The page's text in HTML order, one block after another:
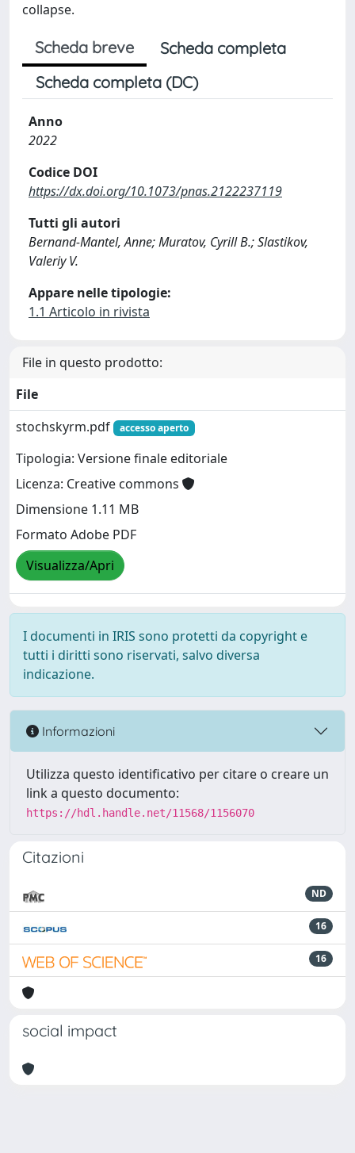
collapse.
Scheda breve
Scheda completa
Scheda completa (DC)
Anno
2022
Codice DOI
https://dx.doi.org/10.1073/pnas.2122237119
Tutti gli autori
Bernand-Mantel, Anne; Muratov, Cyrill B.; Slastikov,
Valeriy V.
Appare nelle tipologie:
1.1 Articolo in rivista
File in questo prodotto:
File
stochskyrm.pdf
accesso aperto
Tipologia: Versione finale editoriale
Licenza: Creative commons
Dimensione 1.11 MB
Formato Adobe PDF
Visualizza/Apri
I documenti in IRIS sono protetti da copyright e
tutti i diritti sono riservati, salvo diversa
indicazione.
Informazioni
Utilizza questo identificativo per citare o creare un
link a questo documento:
https://hdl.handle.net/11568/1156070
Citazioni
ND
16
16
social impact